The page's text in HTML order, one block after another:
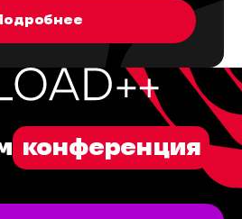
конференция